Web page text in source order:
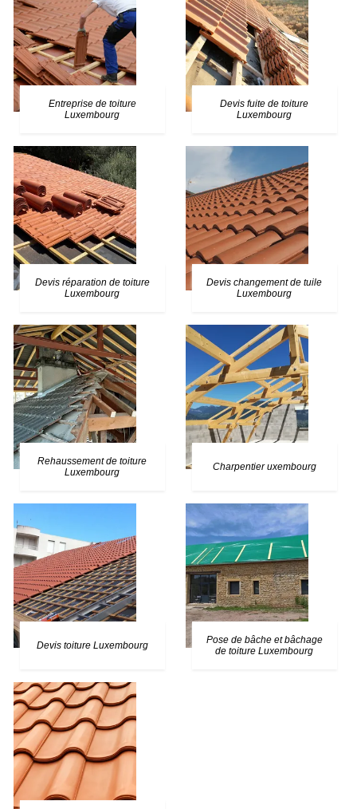
Entreprise de toiture
Luxembourg
Devis fuite de toiture
Luxembourg
Devis réparation de toiture
Luxembourg
Devis changement de tuile
Luxembourg
Rehaussement de toiture
Luxembourg
Charpentier uxembourg
Devis toiture Luxembourg
Pose de bâche et bâchage
de toiture Luxembourg